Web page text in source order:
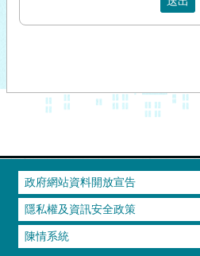
政府網站資料開放宣告
隱私權及資訊安全政策
陳情系統